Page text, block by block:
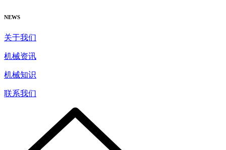
NEWS
关于我们
机械资讯
机械知识
联系我们